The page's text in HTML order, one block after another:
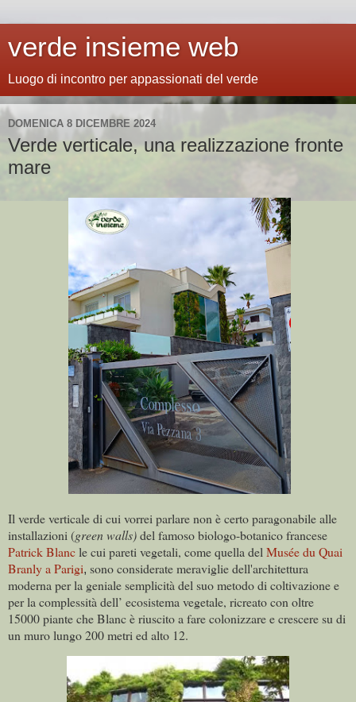
verde insieme web
Luogo di incontro per appassionati del verde
DOMENICA 8 DICEMBRE 2024
Verde verticale, una realizzazione fronte
mare
Il verde verticale di cui vorrei parlare non è certo paragonabile alle
installazioni (green walls)del famoso biologo-botanico francese
Patrick Blancle cui pareti vegetali, come quella del Musée du Quai
Branly a Parigi, sono considerate meraviglie dell'architettura
moderna per la geniale semplicità del suo metodo di coltivazione e
per la complessità dell’ ecosistema vegetale, ricreato con oltre
15000 piante che Blanc è riuscito a fare colonizzare e crescere su di
un muro lungo 200 metri ed alto 12.